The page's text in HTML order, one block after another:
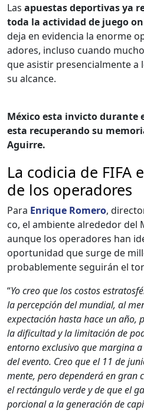
Las apues­tas deporti­vas ya
toda la activi­dad de juego
deja en evi­den­cia la enorme
adores, inclu­so cuan­do
que asi­s­tir pres­en­cial­mente a
su alcance.
Méx­i­co esta invic­to durante
esta recu­peran­do su
Aguirre.
La codicia de FIFA
de los operadores
Para Enrique Romero,
co, el ambi­ente alrede­dor del
aunque los oper­adores han
opor­tu­nidad que surge de
prob­a­ble­mente seguirán el
“Yo creo que los cos­tos
la per­cep­ción del mundi­al, al
expectación has­ta hace un año,
la difi­cul­tad y la lim­itación de
entorno exclu­si­vo que mar­gina
del even­to. Creo que el 11 de
mente, pero depen­derá en gran
el rec­tán­gu­lo verde y de que el
por­cional a la gen­eración de